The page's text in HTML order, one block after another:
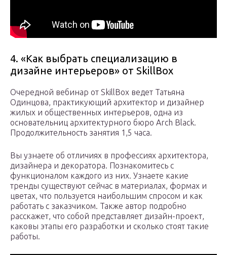
4. «Как выбрать специализацию в
дизайне интерьеров» от SkillBox
Очередной вебинар от SkillBox ведет Татьяна
Одинцова, практикующий архитектор и дизайнер
жилых и общественных интерьеров, одна из
основательниц архитектурного бюро Arch Black.
Продолжительность занятия 1,5 часа.
Вы узнаете об отличиях в профессиях архитектора,
дизайнера и декоратора. Познакомитесь с
функционалом каждого из них. Узнаете какие
тренды существуют сейчас в материалах, формах и
цветах, что пользуется наибольшим спросом и как
работать с заказчиком. Также автор подробно
расскажет, что собой представляет дизайн-проект,
каковы этапы его разработки и сколько стоят такие
работы.